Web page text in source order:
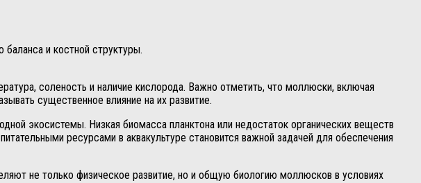
и костной структуры.
соленость и наличие кислорода. Важно отметить, что моллюски, включая
существенное влияние на их развитие.
экосистемы. Низкая биомасса планктона или недостаток органических веществ
ресурсами в аквакультуре становится важной задачей для обеспечения
не только физическое развитие, но и общую биологию моллюсков в условиях